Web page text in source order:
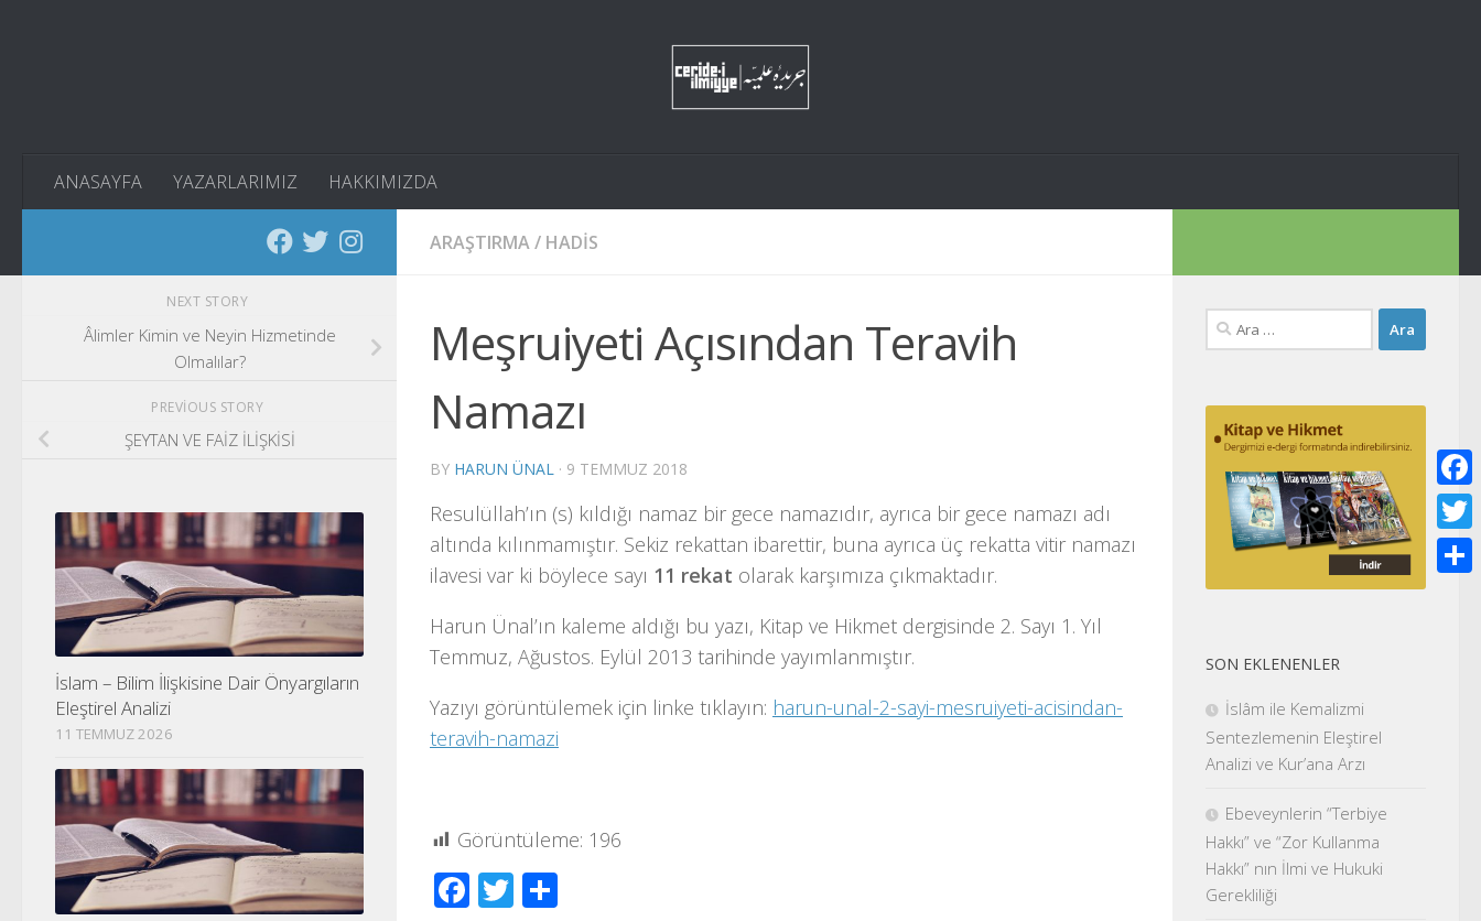
ANASAYFA YAZARLARIMIZ HAKKIMIZDA
ARAŞTIRMA/ HADIS
Meşruiyeti Açısından Teravih
Namazı
BY HARUN ÜNAL · 9 TEMMUZ 2018
Resulüllah’ın (s) kıldığı namaz bir gece namazıdır, ayrıca bir gece namazı adı
altında kılınmamıştır. Sekiz rekattan ibarettir, buna ayrıca üç rekatta vitir namazı
ilavesi var ki böylece sayı 11 rekat olarak karşımıza çıkmaktadır.
Harun Ünal’ın kaleme aldığı bu yazı, Kitap ve Hikmet dergisinde 2. Sayı 1. Yıl
Temmuz, Ağustos. Eylül 2013 tarihinde yayımlanmıştır.
Yazıyı görüntülemek için linke tıklayın: harun-unal-2-sayi-mesruiyeti-acisindan-
teravih-namazi
Görüntüleme: 196
Facebook
Twitter
NEXT STORY
Âlimler Kimin ve Neyin Hizmetinde
Olmalılar?
PREVIOUS STORY
ŞEYTAN VE FAİZ İLİŞKİSİ
İslam – Bilim İlişkisine Dair Önyargıların
Eleştirel Analizi
11 TEMMUZ 2026
Arama:
SON EKLENENLER
İslâm ile Kemalizmi
Sentezlemenin Eleştirel
Analizi ve Kur’ana Arzı
Ebeveynlerin “Terbiye
Hakkı” ve “Zor Kullanma
Hakkı” nın İlmi ve Hukuki
Gerekliliği